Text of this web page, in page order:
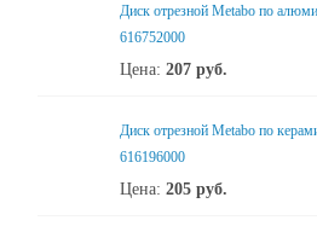
Диск отрезной Metabo по
616752000
Цена: 207 руб.
Диск отрезной Metabo по
616196000
Цена: 205 руб.